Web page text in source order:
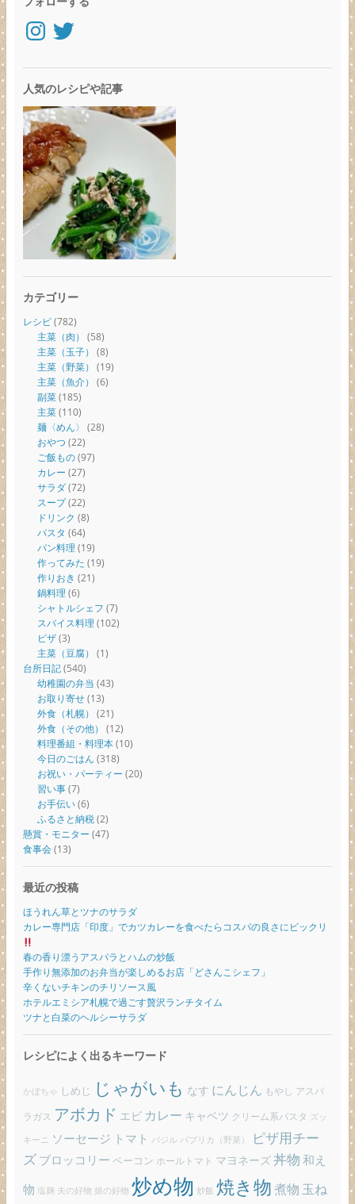
Instagram
Twitter
人気のレシピや記事
カテゴリー
レシピ(782)
主菜（肉） (58)
主菜（玉子） (8)
主菜（野菜） (19)
主菜（魚介） (6)
副菜(185)
主菜(110)
麺〈めん〉 (28)
おやつ (22)
ご飯もの(97)
カレー (27)
サラダ(72)
スープ(22)
ドリンク (8)
パスタ (64)
パン料理 (19)
作ってみた (19)
作りおき (21)
鍋料理 (6)
シャトルシェフ (7)
スパイス料理 (102)
ピザ(3)
主菜（豆腐） (1)
台所日記(540)
幼稚園の弁当 (43)
お取り寄せ(13)
外食（札幌） (21)
外食（その他） (12)
料理番組・料理本(10)
今日のごはん (318)
お祝い・パーティー (20)
習い事(7)
お手伝い(6)
ふるさと納税(2)
懸賞・モニター (47)
食事会(13)
最近の投稿
ほうれん草とツナのサラダ
カレー専門店「印度」でカツカレーを食べたらコスパの良さにビックリ
春の香り漂うアスパラとハムの炒飯
手作り無添加のお弁当が楽しめるお店「どさんこシェフ」
辛くないチキンのチリソース風
ホテルエミシア札幌で過ごす贅沢ランチタイム
ツナと白菜のヘルシーサラダ
レシピによく出るキーワード
かぼちゃ しめじ じゃがいも なす にんじん もやし アスパ
ラガス アボカド エビ カレー キャベツ クリーム系パスタ ズッ
キーニ ソーセージ トマト バジル パプリカ（野菜）
ピザ用チー
ズ ブロッコリー ベーコン ホールトマト マヨネーズ丼物 和え
物 塩麹 夫の好物 娘の好物 炒め物 炒飯 焼き物煮物 玉ね